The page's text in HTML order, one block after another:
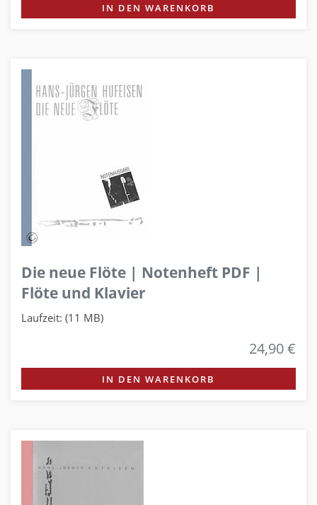
IN DEN WARENKORB
Die neue Flöte | Notenheft PDF |
Flöte und Klavier
Laufzeit: (11 MB)
24,90 €
IN DEN WARENKORB